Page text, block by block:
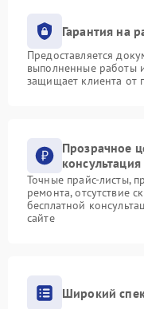
Гарантия на
Предоставляется
выполненные работы
защищает клиента от
Прозрачное
консультация
Точные прайс-листы,
ремонта, отсутствие
бесплатной
сайте
Широкий